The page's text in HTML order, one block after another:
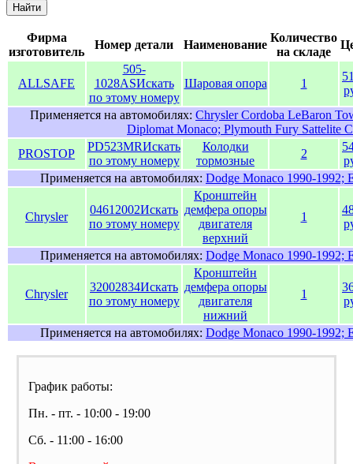
Найти
Фирма
изготовитель
Номер детали Наименование
Количество
на складе
ALLSAFE
505-
1028ASИскать
по этому номеру
Шаровая опора 1
Применяется на автомобилях: Chrysler Cordoba LeBaron
Diplomat Monaco; Plymouth Fury Sattelite
PROSTOP
PD523MRИскать
по этому номеру
Колодки
тормозные
2
Применяется на автомобилях: Dodge Monaco 1990-1992;
Chrysler
04612002Искать
по этому номеру
Кронштейн
демфера опоры
двигателя
верхний
1
Применяется на автомобилях: Dodge Monaco 1990-1992;
Chrysler
32002834Искать
по этому номеру
Кронштейн
демфера опоры
двигателя
нижний
1
Применяется на автомобилях: Dodge Monaco 1990-1992;
График работы:
Пн. - пт. - 10:00 - 19:00
Сб. - 11:00 - 16:00